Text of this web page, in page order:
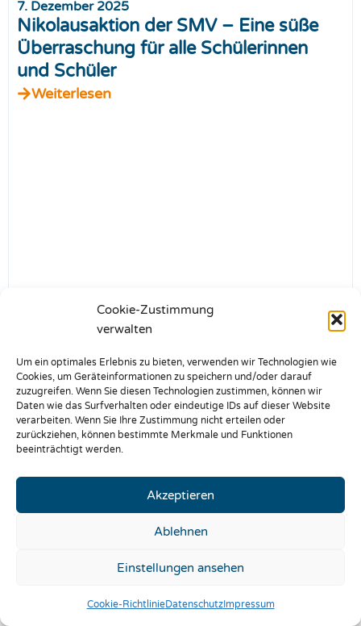
Cookie-Zustimmung
verwalten
Um ein optimales Erlebnis zu bieten, verwenden wir Technologien wie
Cookies, um Geräteinformationen zu speichern und/oder darauf
zuzugreifen. Wenn Sie diesen Technologien zustimmen, können wir
Daten wie das Surfverhalten oder eindeutige IDs auf dieser Website
verarbeiten. Wenn Sie Ihre Zustimmung nicht erteilen oder
zurückziehen, können bestimmte Merkmale und Funktionen
beeinträchtigt werden.
Akzeptieren
Ablehnen
Einstellungen ansehen
Cookie-RichtlinieDatenschutzImpressum
7. Dezember 2025
Nikolausaktion der SMV – Eine süße
Überraschung für alle Schülerinnen
und Schüler
Weiterlesen
3. Dezember 2025
Ski-Snowboardausfahrt 2026
Weiterlesen